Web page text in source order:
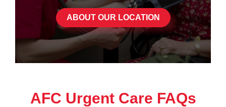
ABOUT OUR LOCATION
AFC Urgent Care FAQs